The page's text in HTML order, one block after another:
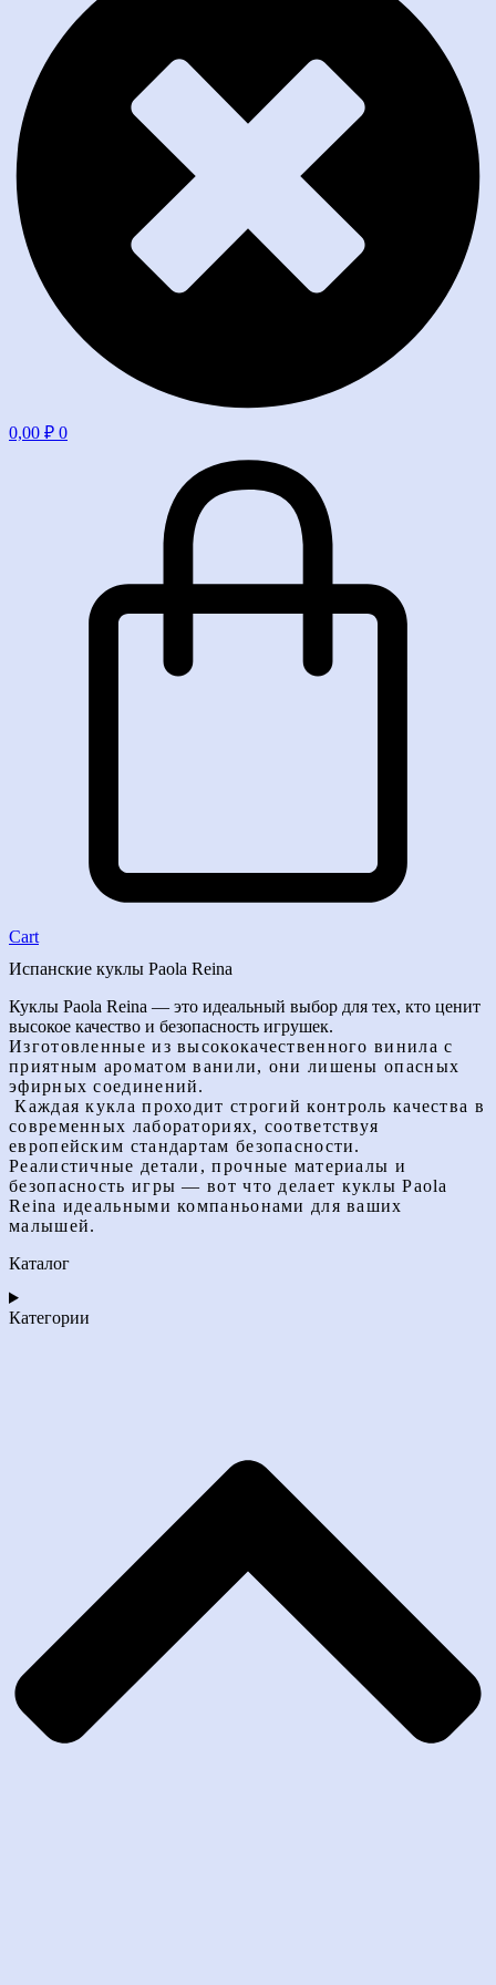
0,00 ₽ 0
Cart
Испанские куклы Paola Reina
Куклы Paola Reina — это идеальный выбор для тех, кто ценит
высокое качество и безопасность игрушек.
Изготовленные из высококачественного винила с
приятным ароматом ванили, они лишены опасных
эфирных соединений.
Каждая кукла проходит строгий контроль качества в
современных лабораториях, соответствуя
европейским стандартам безопасности.
Реалистичные детали, прочные материалы и
безопасность игры — вот что делает куклы Paola
Reina идеальными компаньонами для ваших
малышей.
Каталог
Категории